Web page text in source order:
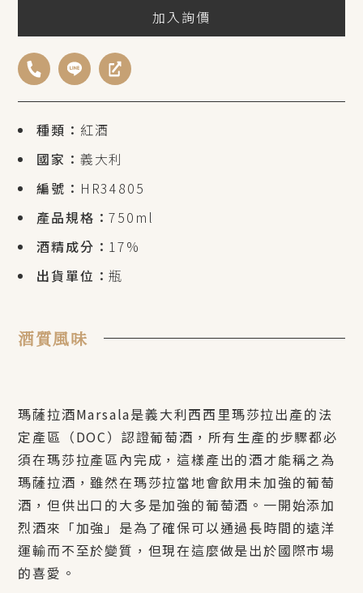
種類： 紅酒
國家： 義大利
編號： HR34805
產品規格：750ml
酒精成分： 17%
出貨單位：瓶
加入詢價
酒質風味
瑪薩拉酒Marsala是義大利西西里瑪莎拉出產的法
定產區（DOC）認證葡萄酒，所有生產的步驟都必
須在瑪莎拉產區內完成，這樣產出的酒才能稱之為
瑪薩拉酒，雖然在瑪莎拉當地會飲用未加強的葡萄
酒，但供出口的大多是加強的葡萄酒。一開始添加
烈酒來「加強」是為了確保可以通過長時間的遠洋
運輸而不至於變質，但現在這麼做是出於國際市場
的喜愛。